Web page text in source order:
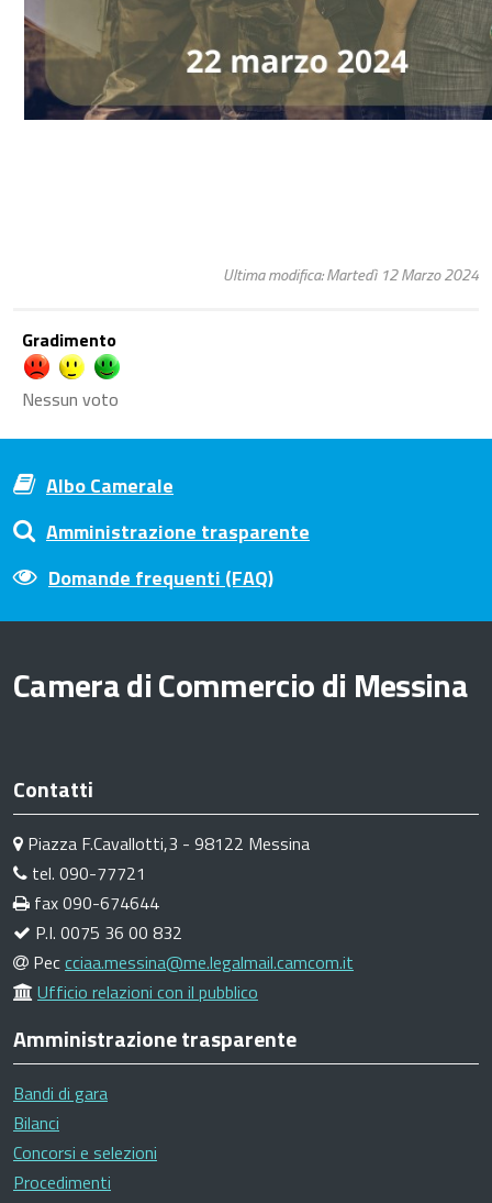
Ultima modifica: Martedì 12 Marzo 2024
Gradimento
Nessun voto
Albo Camerale
Amministrazione trasparente
Domande frequenti (FAQ)
Camera di Commercio di Messina
Contatti
Piazza F.Cavallotti,3 - 98122 Messina
tel. 090-77721
fax 090-674644
P.I. 0075 36 00 832
Peccciaa.messina@me.legalmail.camcom.it
Ufficio relazioni con il pubblico
Amministrazione trasparente
Bandi di gara
Bilanci
Concorsi e selezioni
Procedimenti